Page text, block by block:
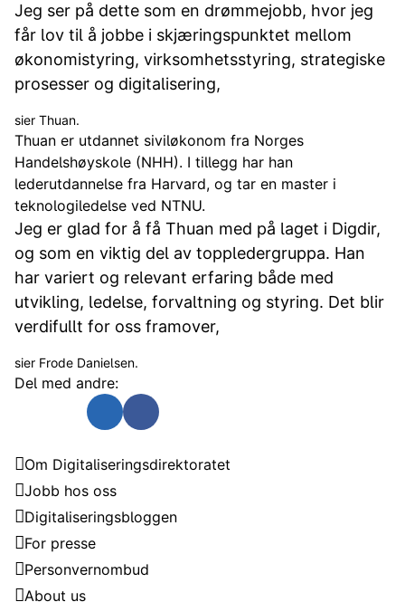
Jeg ser på dette som en drømmejobb, hvor jeg
får lov til å jobbe i skjæringspunktet mellom
økonomistyring, virksomhetsstyring, strategiske
prosesser og digitalisering,
sier Thuan.
Thuan er utdannet siviløkonom fra Norges
Handelshøyskole (NHH). I tillegg har han
lederutdannelse fra Harvard, og tar en master i
teknologiledelse ved NTNU.
Jeg er glad for å få Thuan med på laget i Digdir,
og som en viktig del av toppledergruppa. Han
har variert og relevant erfaring både med
utvikling, ledelse, forvaltning og styring. Det blir
verdifullt for oss framover,
sier Frode Danielsen.
Del med andre:
Send som e-post
Del på TwitterDel på Linkedin
Del på Facebook
Om Digitaliseringsdirektoratet
Jobb hos oss
Digitaliseringsbloggen
For presse
Personvernombud
About us